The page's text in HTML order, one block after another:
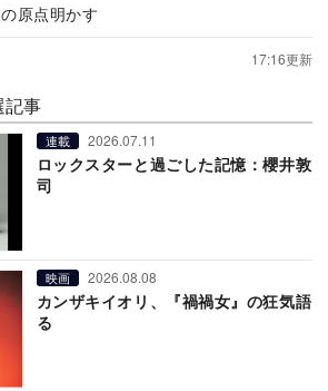
原点明かす
17:16更新
記事
連載 2026.07.11
ロックスターと過ごした記憶：櫻井敦
司
映画 2026.08.08
カンザキイオリ、『禍禍女』の狂気語
る